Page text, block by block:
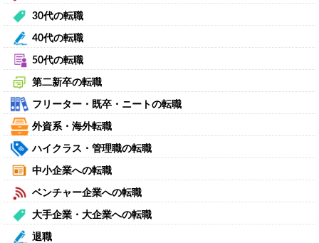
30代の転職
40代の転職
50代の転職
第二新卒の転職
フリーター・既卒・ニートの転職
外資系・海外転職
ハイクラス・管理職の転職
中小企業への転職
ベンチャー企業への転職
大手企業・大企業への転職
退職